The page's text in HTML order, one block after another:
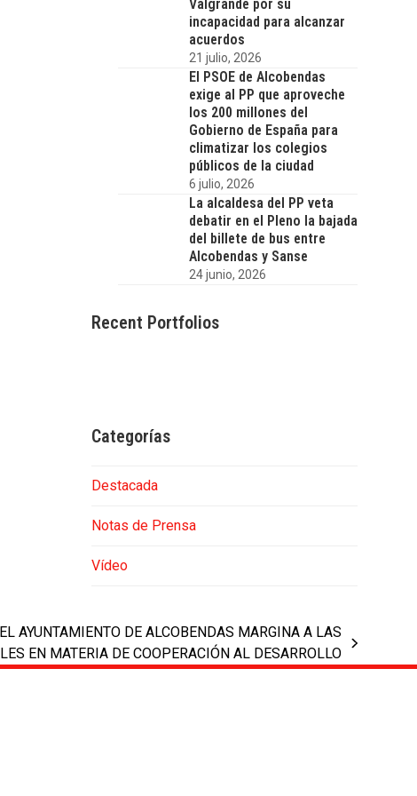
Valgrande por su
incapacidad para alcanzar
acuerdos
21 julio, 2026
El PSOE de Alcobendas
exige al PP que aproveche
los 200 millones del
Gobierno de España para
climatizar los colegios
públicos de la ciudad
6 julio, 2026
La alcaldesa del PP veta
debatir en el Pleno la bajada
del billete de bus entre
Alcobendas y Sanse
24 junio, 2026
Recent Portfolios
Categorías
Destacada
Notas de Prensa
Vídeo
AYUNTAMIENTO DE ALCOBENDAS MARGINA A LAS
EN MATERIA DE COOPERACIÓN AL DESARROLLO